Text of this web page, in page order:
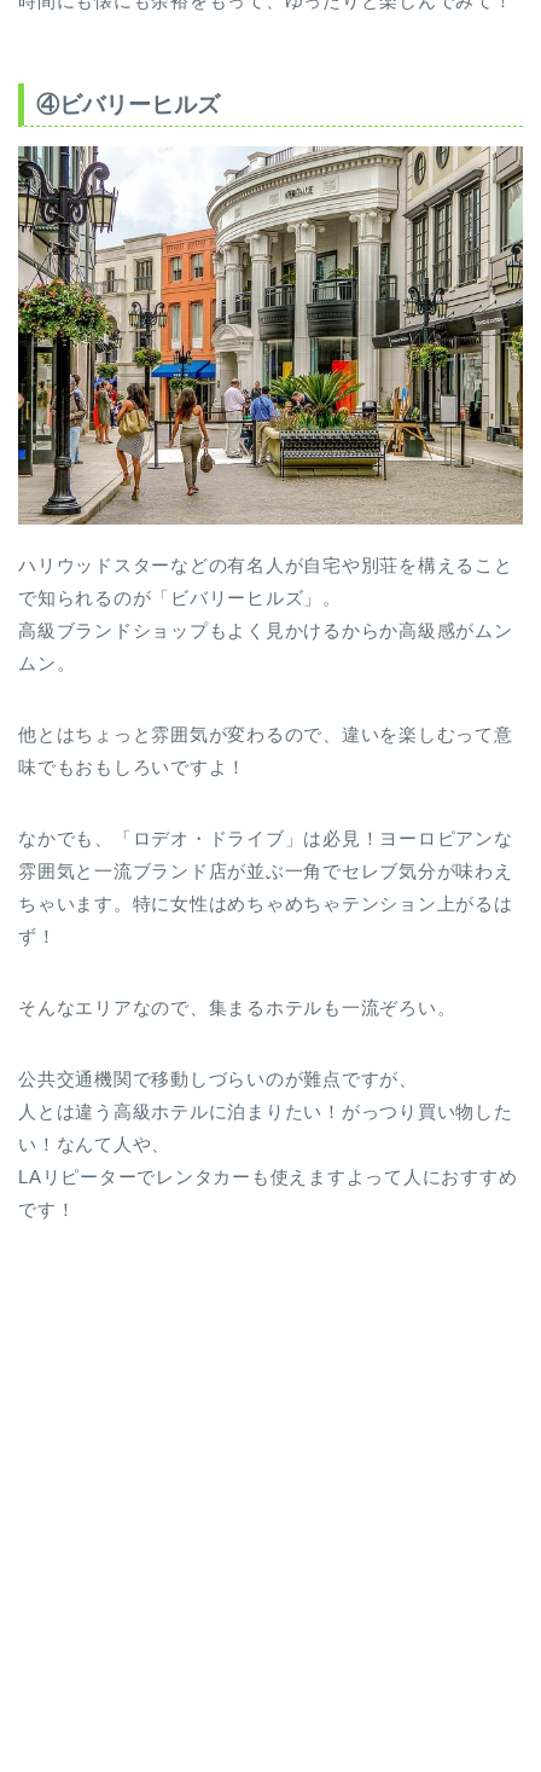
④ビバリーヒルズ
ハリウッドスターなどの有名人が自宅や別荘を構えること
で知られるのが「ビバリーヒルズ」。
高級ブランドショップもよく見かけるからか高級感がムン
ムン。
他とはちょっと雰囲気が変わるので、違いを楽しむって意
味でもおもしろいですよ！
なかでも、「ロデオ・ドライブ」は必見！ヨーロピアンな
雰囲気と一流ブランド店が並ぶ一角でセレブ気分が味わえ
ちゃいます。特に女性はめちゃめちゃテンション上がるは
ず！
そんなエリアなので、集まるホテルも一流ぞろい。
公共交通機関で移動しづらいのが難点ですが、
人とは違う高級ホテルに泊まりたい！がっつり買い物した
い！なんて人や、
LAリピーターでレンタカーも使えますよって人におすすめ
です！